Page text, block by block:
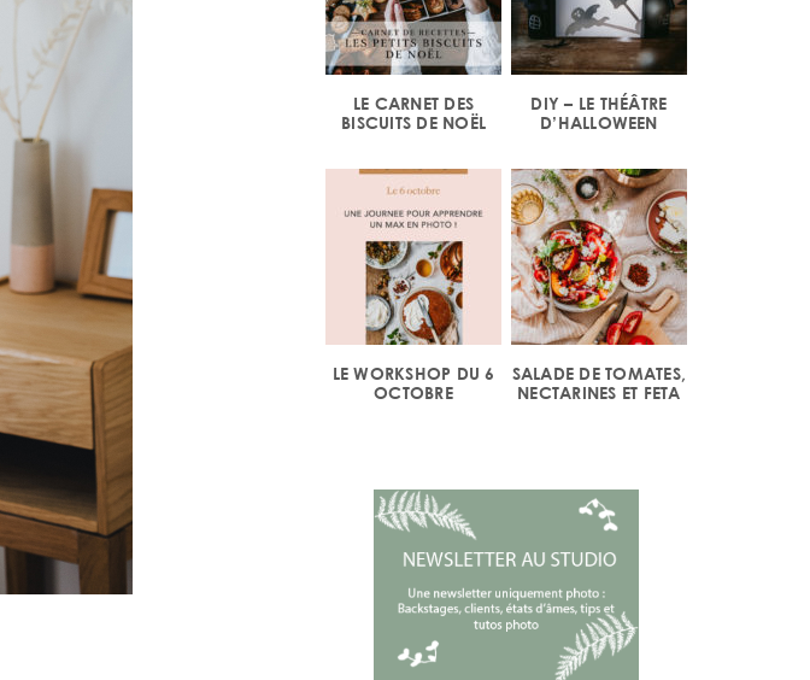
LE CARNET DES
BISCUITS DE NOËL
DIY – LE THÉÂTRE
D’HALLOWEEN
LE WORKSHOP DU 6
OCTOBRE
SALADE DE TOMATES,
NECTARINES ET FETA